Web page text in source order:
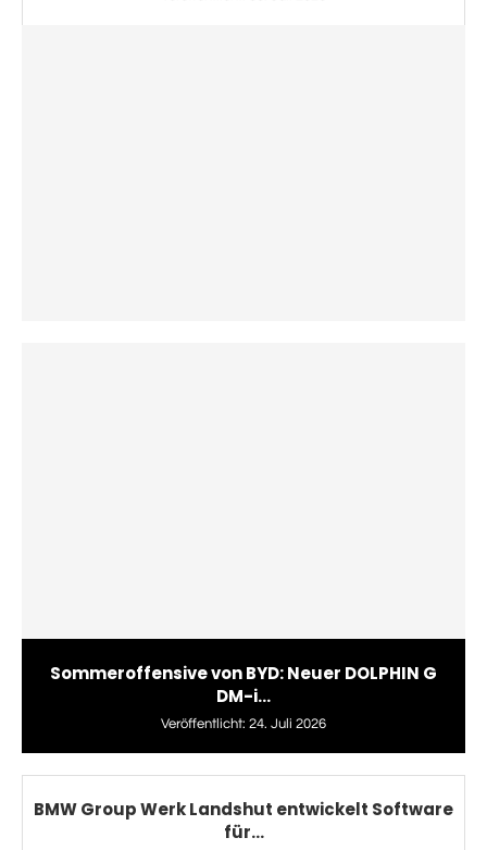
Sommeroffensive von BYD: Neuer DOLPHIN G
DM-i...
Veröffentlicht: 24. Juli 2026
BMW Group Werk Landshut entwickelt Software
für...